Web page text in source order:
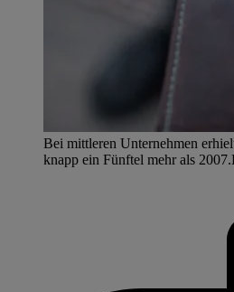
Bei mittleren Unternehmen
knapp ein Fünftel mehr als